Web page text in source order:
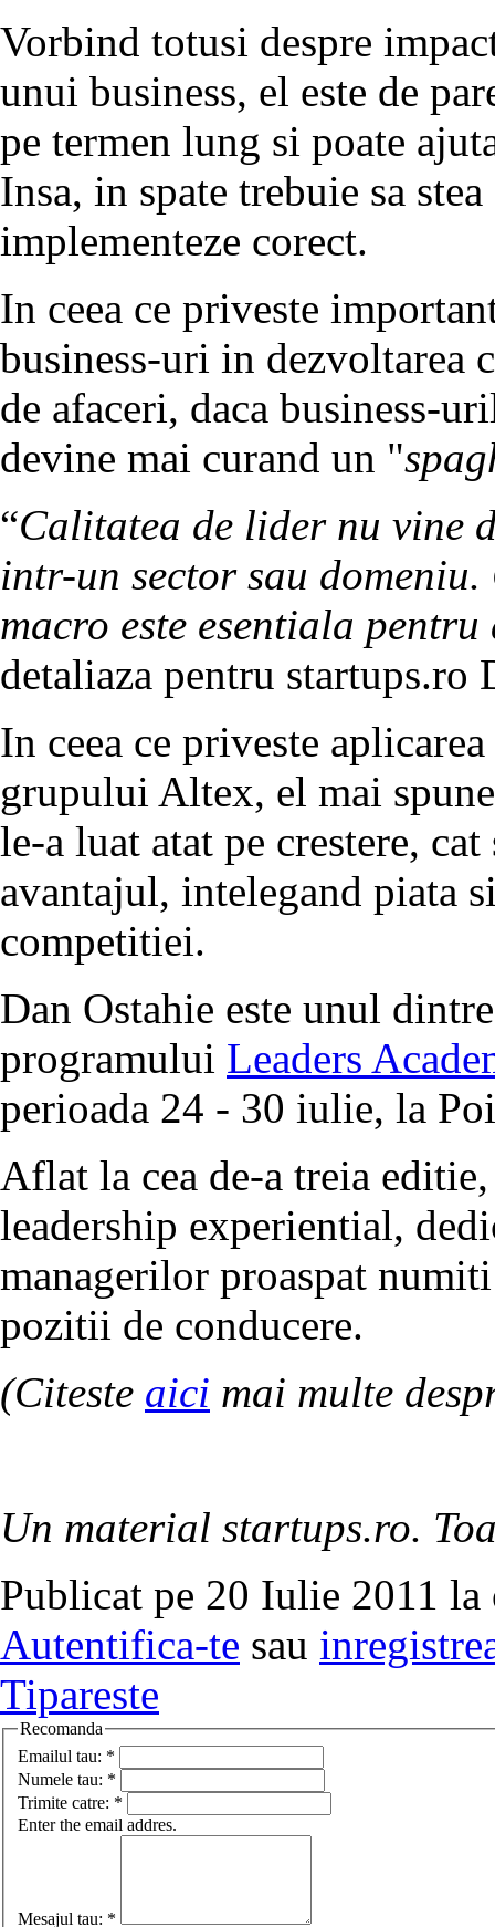
Vorbind totusi despre
unui business, el este de
pe termen lung si poate
Insa, in spate trebuie sa
implementeze corect.
In ceea ce priveste
business-uri in
de afaceri, daca business-
devine mai curand un "
“Calitatea de lider nu vine
intr-un sector sau
macro este esentiala
detaliaza pentru startups.ro
In ceea ce priveste
grupului Altex, el mai
le-a luat atat pe crestere,
avantajul, intelegand piata
competitiei.
Dan Ostahie este unul
programului Leaders
perioada 24 - 30 iulie, la
Aflat la cea de-a treia
leadership experiential,
managerilor proaspat
pozitii de conducere.
(Citeste aici mai multe
Un material startups.ro.
Publicat pe 20 Iulie 2011 la
Autentifica-te sau
Tipareste
Recomanda
Emailul tau: *
Numele tau: *
Trimite catre: *
Enter the email addres.
Mesajul tau: *